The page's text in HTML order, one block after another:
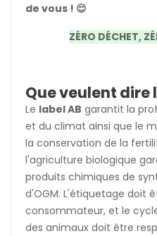
de vous ! 😌
ZÉRO DÉCHET,
Que veulent
Le label AB garantit la
et du climat ainsi que le
la conservation de la
l'agriculture biologique
produits chimiques de
d'OGM. L'étiquetage doit
consommateur, et le
des animaux doit être